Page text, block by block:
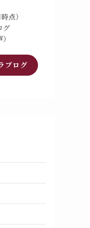
点）
グ
ブログ